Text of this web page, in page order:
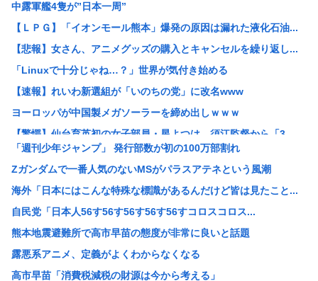
中露軍艦4隻が”日本一周”
【ＬＰＧ】「イオンモール熊本」爆発の原因は漏れた液化石油...
【悲報】女さん、アニメグッズの購入とキャンセルを繰り返し...
「Linuxで十分じゃね…？」世界が気付き始める
【速報】れいわ新選組が「いのちの党」に改名www
ヨーロッパが中国製メガソーラーを締め出しｗｗｗ
【驚愕】仙台育英初の女子部員・星よつは、須江監督から「3...
【悲報】侍戦士、井端を酷評「競馬の話以外は会話がなく意思...
【画像】お姉ちゃん（21）高校生の弟と一緒にお風呂に入っ...
ウクライナ、ついに力尽きる
韓国人の対日好感度が過去最高に、「ノージャパン」は終わっ...
高市洋一「アメリカで経済学を学んだ。MMT信者じゃありま...
【衝撃】「え、これカバー曲だったの！？」って知って驚いた...
「週刊少年ジャンプ」 発行部数が初の100万部割れ
Zガンダムで一番人気のないMSがパラスアテネという風潮
海外「日本にはこんな特殊な標識があるんだけど皆は見たこと...
自民党「日本人56す56す56す56す56すコロスコロス...
熊本地震避難所で高市早苗の態度が非常に良いと話題
露悪系アニメ、定義がよくわからなくなる
高市早苗「消費税減税の財源は今から考える」